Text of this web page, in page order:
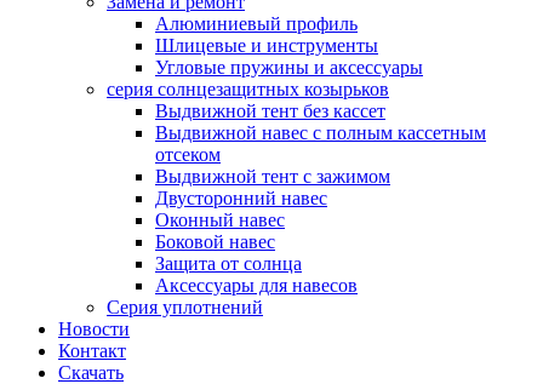
Алюминиевый профиль
Шлицевые и инструменты
Угловые пружины и аксессуары
серия солнцезащитных козырьков
Выдвижной тент без кассет
Выдвижной навес с полным кассетным
отсеком
Выдвижной тент с зажимом
Двусторонний навес
Оконный навес
Боковой навес
Защита от солнца
Аксессуары для навесов
Серия уплотнений
Новости
Контакт
Скачать